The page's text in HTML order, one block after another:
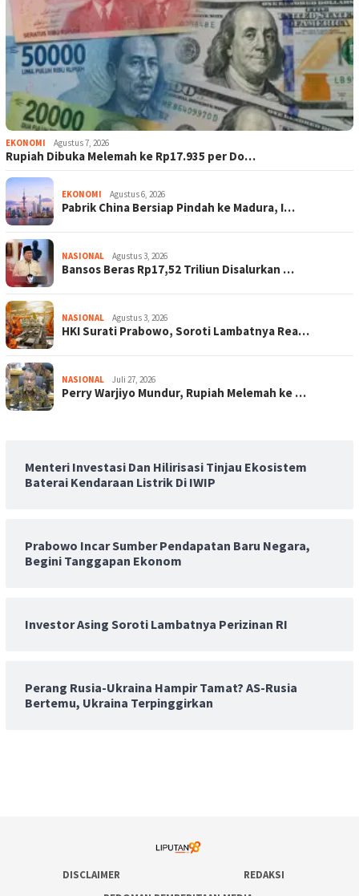
EKONOMI Agustus 7, 2026
Rupiah Dibuka Melemah ke Rp17.935 per Do…
EKONOMI Agustus 6, 2026
Pabrik China Bersiap Pindah ke Madura, I…
NASIONAL Agustus 3, 2026
Bansos Beras Rp17,52 Triliun Disalurkan …
NASIONAL Agustus 3, 2026
HKI Surati Prabowo, Soroti Lambatnya Rea…
NASIONAL Juli 27, 2026
Perry Warjiyo Mundur, Rupiah Melemah ke …
Menteri Investasi Dan Hilirisasi Tinjau Ekosistem
Baterai Kendaraan Listrik Di IWIP
Prabowo Incar Sumber Pendapatan Baru Negara,
Begini Tanggapan Ekonom
Investor Asing Soroti Lambatnya Perizinan RI
Perang Rusia-Ukraina Hampir Tamat? AS-Rusia
Bertemu, Ukraina Terpinggirkan
DISCLAIMER
REDAKSI